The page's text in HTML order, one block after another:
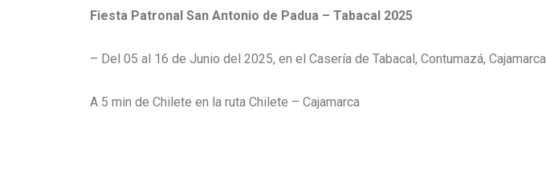
Fiesta Patronal San Antonio de Padua – Tabacal 2025
– Del 05 al 16 de Junio del 2025, en el Casería de Tabacal, Contumazá, Cajamarca.
A 5 min de Chilete en la ruta Chilete – Cajamarca